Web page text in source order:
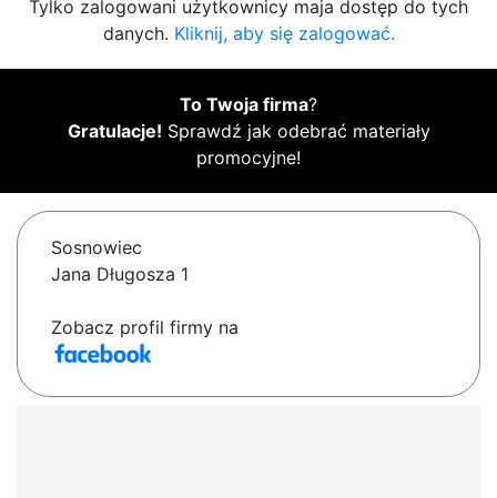
Tylko zalogowani użytkownicy maja dostęp do tych
danych. Kliknij, aby się zalogować.
To Twoja firma?
Gratulacje! Sprawdź jak odebrać materiały
promocyjne!
Sosnowiec
Jana Długosza 1
Zobacz profil firmy na